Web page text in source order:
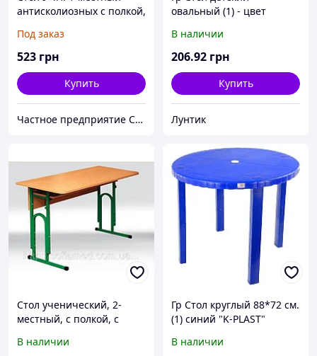
антисколиозных с полкой,
высоте ростовых групп №
4-6
Под заказ
523 грн
Купить
Частное предприятие София Мед
овальный (1) - цвет
В наличии
206.92 грн
Купить
Лунтик
Стол ученический, 2-
местный, с полкой, с
В наличии
Гр Стол круглый 88*72 см.
(1) синий "K-PLAST"
В наличии